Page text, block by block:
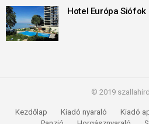
Hotel Európa Siófok
© 2019
Kezdőlap Kiadó nyaraló Kiadó